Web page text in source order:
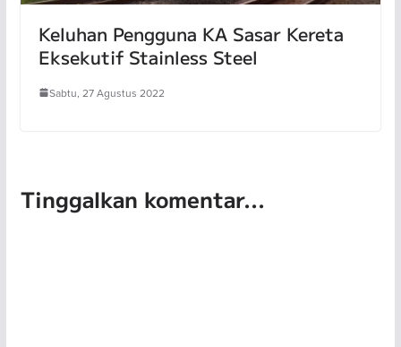
Keluhan Pengguna KA Sasar Kereta
Eksekutif Stainless Steel
Sabtu, 27 Agustus 2022
Tinggalkan komentar...